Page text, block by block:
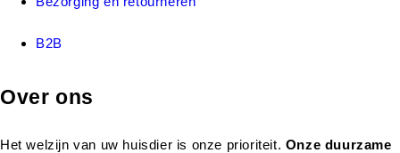
B2B
Over ons
Het welzijn van uw huisdier is onze prioriteit. Onze duurzame